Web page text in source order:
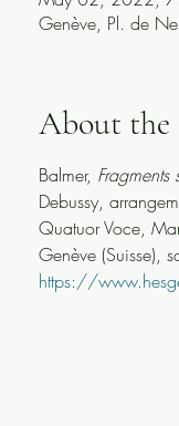
Genève, Pl. de
About the
Balmer, Fragments
Debussy,
Quatuor Voce,
Genève (Suisse),
https://